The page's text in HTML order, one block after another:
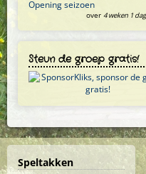
Opening seizoen
over 4 weken 1
Steun de groep gratis!
Speltakken